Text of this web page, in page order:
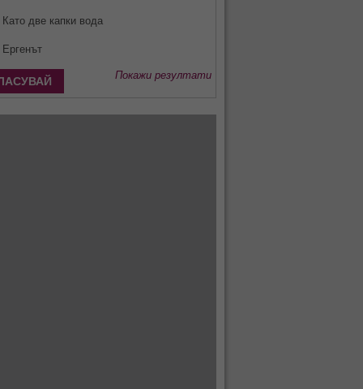
Като две капки вода
Ергенът
Покажи резултати